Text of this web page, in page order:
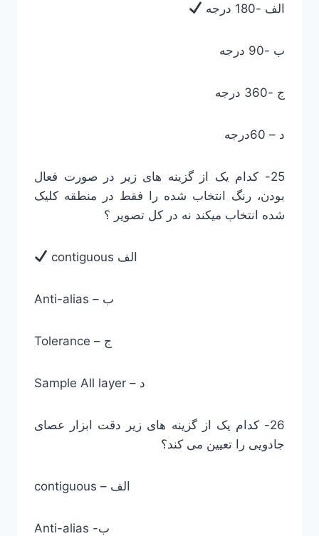
الف -180 درجه
ب -90 درجه
ج -360 درجه
د – 60درجه
25- کدام یک از گزینه های زیر در صورت فعال
بودن، رنگ انتخاب شده را فقط در منطقه کلیک
شده انتخاب میکند نه در کل تصویر ؟
contiguous الف
Anti-alias – ب
Tolerance – ج
Sample All layer – د
26- کدام یک از گزینه های زیر دقت ابزار عصای
جادویی را تعیین می کند؟
contiguous – الف
Anti-alias -ب